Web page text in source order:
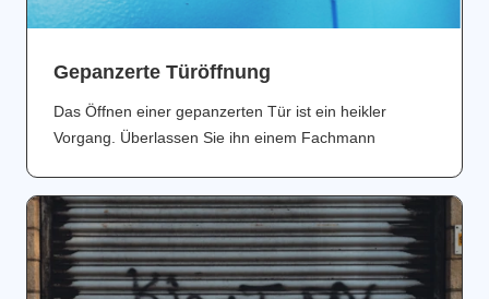
Gepanzerte Türöffnung
Das Öffnen einer gepanzerten Tür ist ein heikler
Vorgang. Überlassen Sie ihn einem Fachmann